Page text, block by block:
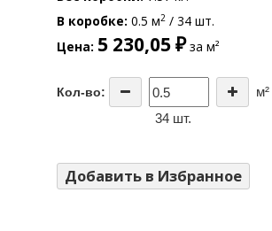
В коробке 0.5 м2 / 34 шт.
Цена 5 230,05 ₽за м²
Кол-во:
м²
34 шт.
Добавить в Избранное